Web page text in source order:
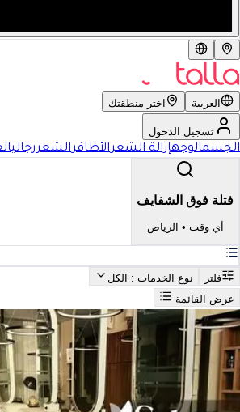
العربية اختر منطقتك
تسجيل الدخول
الجسمالوجهإزالة الشعرالأظافرالشعررجالي
فتلة فوق الشفايف
أي وقت • الرياض
فلتر نوع الخدمات : الكل
عرض القائمة
بحث
أفضل فتلة فوق الشفايف في الرياض